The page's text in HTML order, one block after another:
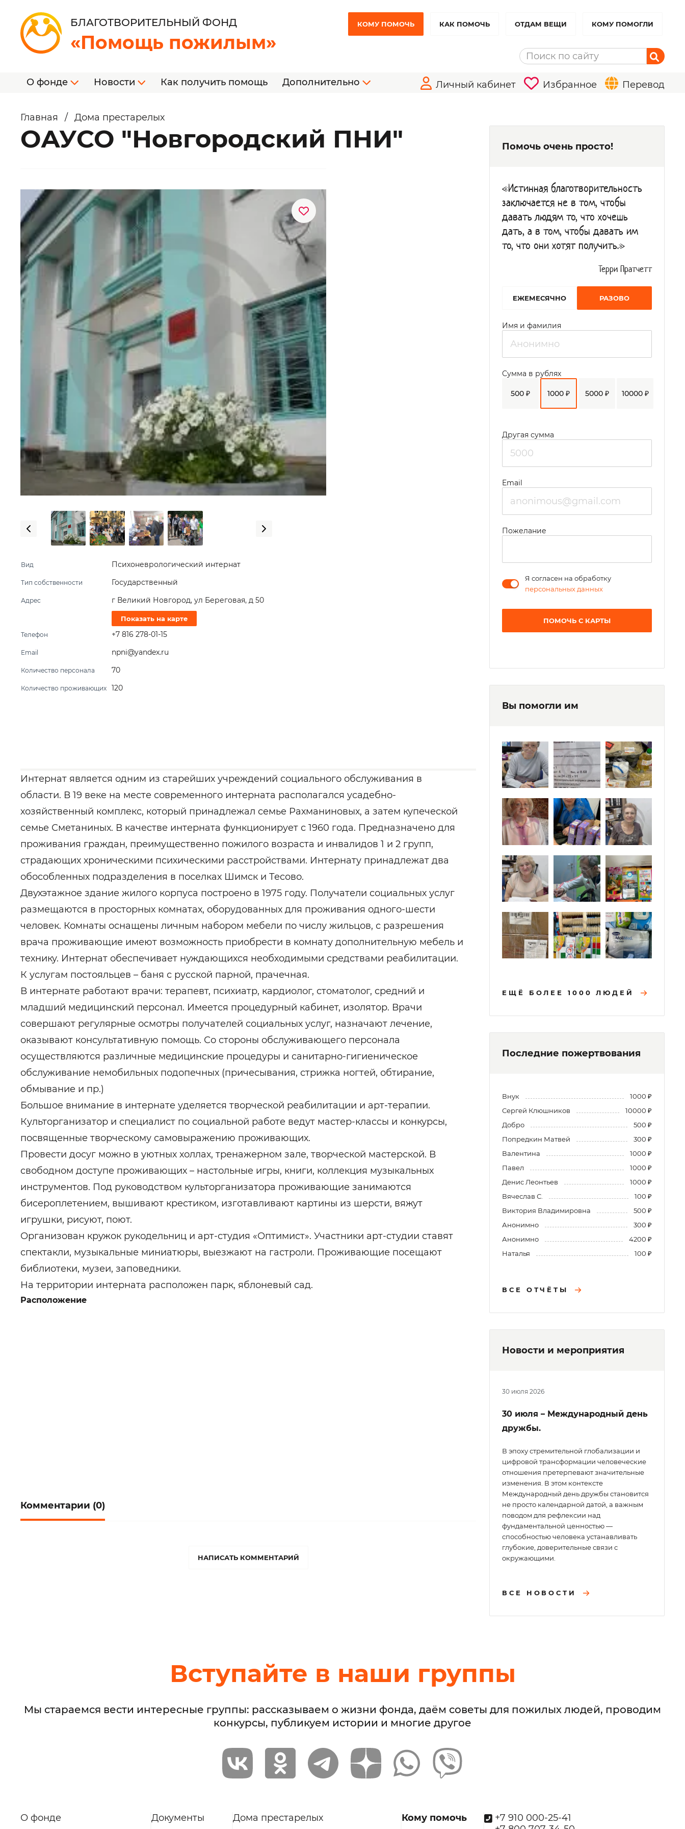
БЛАГОТВОРИТЕЛЬНЫЙ ФОНД
«Помощь пожилым»
КОМУ ПОМОЧЬ КАК ПОМОЧЬ ОТДАМ ВЕЩИ КОМУ ПОМОГЛИ
О фонде Новости Как получить помощь Дополнительно Личный кабинет Избранное Перевод
Главная / Дома престарелых
ОАУСО "Новгородский ПНИ"
Вид Психоневрологический интернат
Тип собственности Государственный
Адрес г Великий Новгород, ул Береговая, д 50
Показать на карте
Телефон +7 816 278-01-15
Email npni@yandex.ru
Количество персонала 70
Количество проживающих 120
Интернат является одним из старейших учреждений социального обслуживания в
области. В 19 веке на месте современного интерната располагался усадебно-
хозяйственный комплекс, который принадлежал семье Рахманиновых, а затем купеческой
семье Сметаниных. В качестве интерната функционирует с 1960 года. Предназначено для
проживания граждан, преимущественно пожилого возраста и инвалидов 1 и 2 групп,
страдающих хроническими психическими расстройствами. Интернату принадлежат два
обособленных подразделения в поселках Шимск и Тесово.
Двухэтажное здание жилого корпуса построено в 1975 году. Получатели социальных услуг
размещаются в просторных комнатах, оборудованных для проживания одного-шести
человек. Комнаты оснащены личным набором мебели по числу жильцов, с разрешения
врача проживающие имеют возможность приобрести в комнату дополнительную мебель и
технику. Интернат обеспечивает нуждающихся необходимыми средствами реабилитации.
К услугам постояльцев – баня с русской парной, прачечная.
В интернате работают врачи: терапевт, психиатр, кардиолог, стоматолог, средний и
младший медицинский персонал. Имеется процедурный кабинет, изолятор. Врачи
совершают регулярные осмотры получателей социальных услуг, назначают лечение,
оказывают консультативную помощь. Со стороны обслуживающего персонала
осуществляются различные медицинские процедуры и санитарно-гигиеническое
обслуживание немобильных подопечных (причесывания, стрижка ногтей, обтирание,
обмывание и пр.)
Большое внимание в интернате уделяется творческой реабилитации и арт-терапии.
Культорганизатор и специалист по социальной работе ведут мастер-классы и конкурсы,
посвященные творческому самовыражению проживающих.
Провести досуг можно в уютных холлах, тренажерном зале, творческой мастерской. В
свободном доступе проживающих – настольные игры, книги, коллекция музыкальных
инструментов. Под руководством культорганизатора проживающие занимаются
бисероплетением, вышивают крестиком, изготавливают картины из шерсти, вяжут
игрушки, рисуют, поют.
Организован кружок рукодельниц и арт-студия «Оптимист». Участники арт-студии ставят
спектакли, музыкальные миниатюры, выезжают на гастроли. Проживающие посещают
библиотеки, музеи, заповедники.
На территории интерната расположен парк, яблоневый сад.
Расположение
Комментарии (0)
НАПИСАТЬ КОММЕНТАРИЙ
Помочь очень просто!
«Истинная благотворительность
заключается не в том, чтобы
давать людям то, что хочешь
дать, а в том, чтобы давать им
то, что они хотят получить.»
Терри Пратчетт
EЖЕМЕСЯЧНО РАЗОВО
Имя и фамилия
500 ₽ 1000 ₽ 5000 ₽ 10000 ₽
Сумма в рублях
Другая сумма
Email
Пожелание
Я согласен на обработку
персональных данных
ПОМОЧЬ С КАРТЫ
Вы помогли им
ЕЩЁ БОЛЕЕ 1000 ЛЮДЕЙ
Последние пожертвования
Внук
1000 ₽
Сергей Клюшников
10000 ₽
Добро
500 ₽
Попредкин Матвей
300 ₽
Валентина
1000 ₽
Павел
1000 ₽
Денис Леонтьев
1000 ₽
Вячеслав С.
100 ₽
Виктория Владимировна
500 ₽
Анонимно
300 ₽
Анонимно
4200 ₽
Наталья
100 ₽
ВСЕ ОТЧЁТЫ
Новости и мероприятия
30 июля 2026
30 июля – Международный день
дружбы.
В эпоху стремительной глобализации и
цифровой трансформации человеческие
отношения претерпевают значительные
изменения. В этом контексте
Международный день дружбы становится
не просто календарной датой, а важным
поводом для рефлексии над
фундаментальной ценностью —
способностью человека устанавливать
глубокие, доверительные связи с
окружающими.
ВСЕ НОВОСТИ
Вступайте в наши группы
Мы стараемся вести интересные группы: рассказываем о жизни фонда, даём советы для пожилых людей, проводим
конкурсы, публикуем истории и многие другое
О фонде Документы Дома престарелых Кому помочь
+7 910 000-25-41